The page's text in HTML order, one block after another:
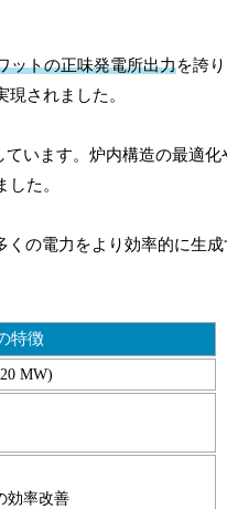
ットの正味発電所出力を誇
されました。
います。炉内構造の最適
た。
くの電力をより効率的に生
特徴
MW)
効率改善